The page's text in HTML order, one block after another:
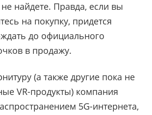
найдете. Правда, если вы
на покупку, придется
до официального
в продажу.
(а также другие пока не
VR-продукты) компания
5G-интернета,